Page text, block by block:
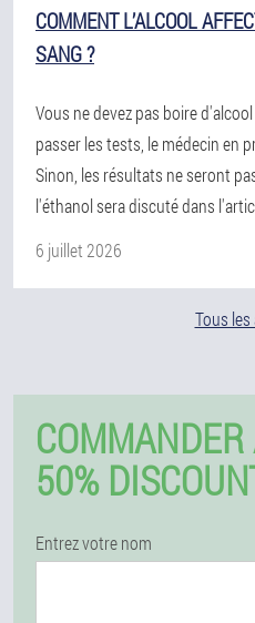
COMMENT L’ALCOOL
SANG ?
Vous ne devez pas boire
passer les tests, le médecin en
Sinon, les résultats ne seront
l'éthanol sera discuté dans
6 juillet 2026
Tous
50%
Entrez votre nom